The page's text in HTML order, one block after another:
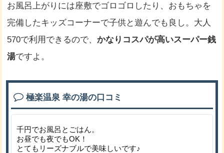
お風呂上がりには座敷でゴロゴロしたり、おもちゃを
完備したキッズコーナーで子供と遊んでも良し。大人
570で利用できるので、かなりコスパが高いスーパー銭
湯ですよ。
極楽温泉 幸の湯の口コミ
千円でお風呂とごはん。
お昼でも夜でもOK！
とてもリーズナブルで美味しいです♪